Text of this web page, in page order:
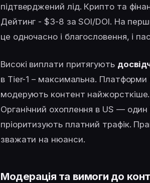
підтверджений лід. Крипто та
Дейтинг - $3-8 за SOI/DOI. На
це одночасно і благословення, і
Високі виплати притягують
в Tier-1 – максимальна. Платформи
модерують контент
Органічний охоплення в US —
пріоритизують платний трафік.
зважати на нюанси.
Модерація та вимоги до